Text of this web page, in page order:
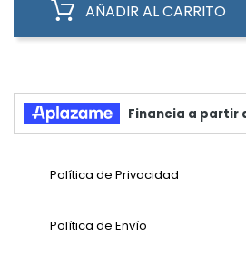
AÑADIR AL CARRITO
Política de Privacidad
Política de Envío